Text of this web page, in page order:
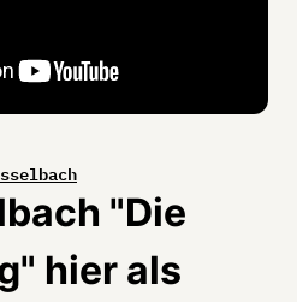
"Die
hier als